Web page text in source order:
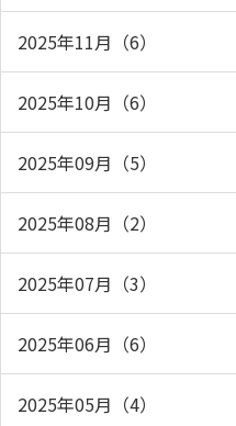
2025年11月（6）
2025年10月（6）
2025年09月（5）
2025年08月（2）
2025年07月（3）
2025年06月（6）
2025年05月（4）